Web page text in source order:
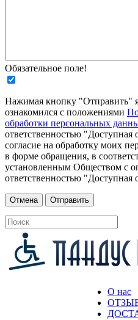
Обязательное поле!
Нажимая кнопку "Отправить"
ознакомился с положениями
обработки персональных
ответственностью
согласие на обработку моих
в форме обращения, в
установленным Обществом с
ответственностью
О нас